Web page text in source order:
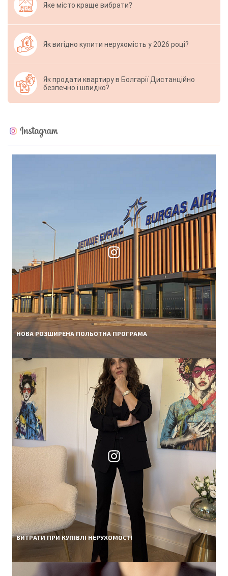
Яке місто краще вибрати?
Як вигідно купити нерухомість у 2026 році?
Як продати квартиру в Болгарії Дистанційно
безпечно і швидко?
НОВА РОЗШИРЕНА ПОЛЬОТНА ПРОГРАМА
ВИТРАТИ ПРИ КУПІВЛІ НЕРУХОМОСТІ